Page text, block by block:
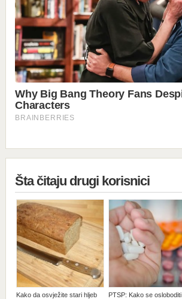
Šta čitaju drugi korisnici
Kako da osvježite stari hljeb
PTSP: Kako se osloboditi